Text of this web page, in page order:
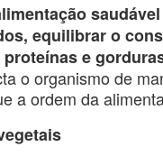
equilibrar o
e
o organismo de
a ordem da